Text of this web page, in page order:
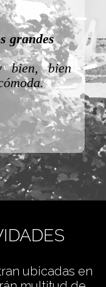
grandes
bien, bien
ubicadas en